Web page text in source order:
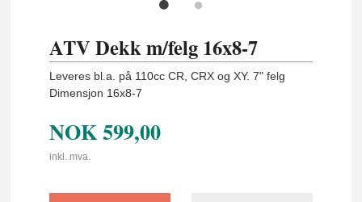
ATV Dekk m/felg 16x8-7
Leveres bl.a. på 110cc CR, CRX og XY. 7" felg
Dimensjon 16x8-7
NOK599,00
inkl. mva.